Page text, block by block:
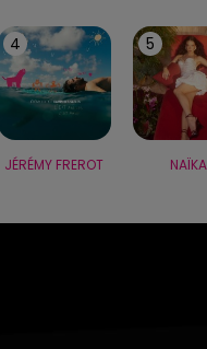
4
JÉRÉMY FREROT
5
NAÏKA